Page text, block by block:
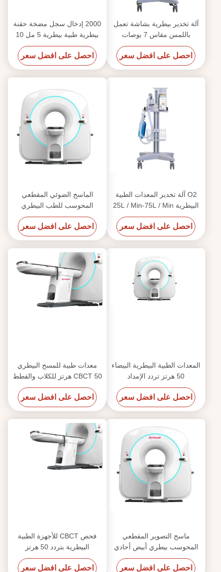
آلة تخدير بيطرية بشاشة تعمل
باللمس مقاس 7 بوصات
للحيوانات الصغيرة والكبيرة
احصل على افضل سعر
2000 إدخال سجل مضخة حقنة
بيطرية طبية بيطرية 5 مل 10
مل 20 مل
احصل على افضل سعر
O2 آلة تخدير المعدات الطبية
البيطرية 25L / Min-75L / Min
احصل على افضل سعر
الماسح الضوئي المقطعي
المحوسب للطب البيطري
للتصوير التشخيصي للحيوانات
الصغيرة
احصل على افضل سعر
المعدات الطبية البيطرية البيضاء
50 هرتز تردد الإمداد
احصل على افضل سعر
معدات طبية للمسح البيطري
CBCT 50 هرتز للكلاب والقطط
احصل على افضل سعر
ماسح التصوير المقطعي
المحوسب بيطري أبيض أحادي
الطور للحيوانات الصغيرة
احصل على افضل سعر
فحص CBCT للأجهزة الطبية
البيطرية بتردد 50 هرتز
احصل على افضل سعر